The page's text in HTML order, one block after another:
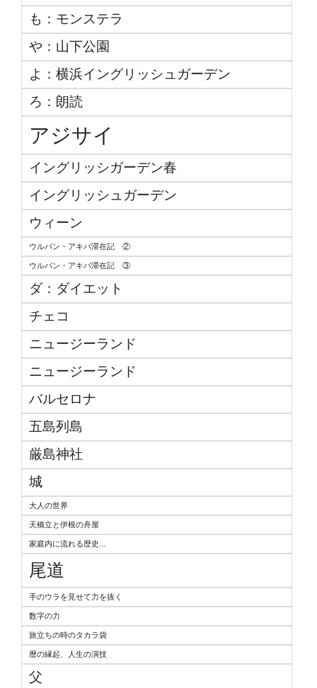
も：モンステラ
や：山下公園
よ：横浜イングリッシュガーデン
ろ：朗読
アジサイ
イングリッシガーデン春
イングリッシュガーデン
ウィーン
ウルパン・アキバ滞在記 ②
ウルパン・アキバ滞在記 ③
ダ：ダイエット
チェコ
ニュージーランド
ニュージーランド
バルセロナ
五島列島
厳島神社
城
大人の世界
天橋立と伊根の舟屋
家庭内に流れる歴史...
尾道
手のウラを見せて力を抜く
数字の力
旅立ちの時のタカラ袋
暦の縁起、人生の演技
父